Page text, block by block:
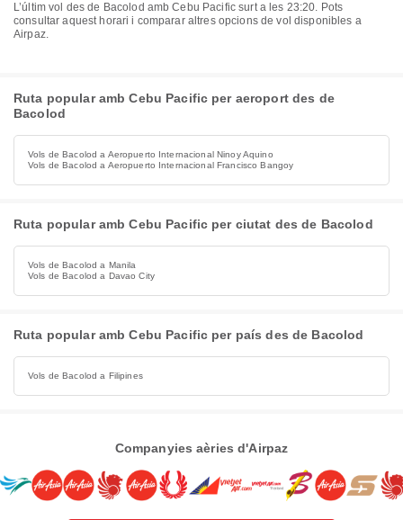
L’últim vol des de Bacolod amb Cebu Pacific surt a les 23:20. Pots
consultar aquest horari i comparar altres opcions de vol disponibles a
Airpaz.
Ruta popular amb Cebu Pacific per aeroport des de
Bacolod
Vols de Bacolod a Aeropuerto Internacional Ninoy Aquino
Vols de Bacolod a Aeropuerto Internacional Francisco Bangoy
Ruta popular amb Cebu Pacific per ciutat des de Bacolod
Vols de Bacolod a Manila
Vols de Bacolod a Davao City
Ruta popular amb Cebu Pacific per país des de Bacolod
Vols de Bacolod a Filipines
Companyies aèries d'Airpaz